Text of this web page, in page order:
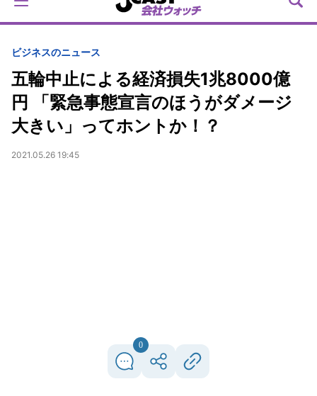
ビジネスのニュース
五輪中止による経済損失1兆8000億
円 「緊急事態宣言のほうがダメージ
大きい」ってホントか！？
2021.05.26 19:45
0